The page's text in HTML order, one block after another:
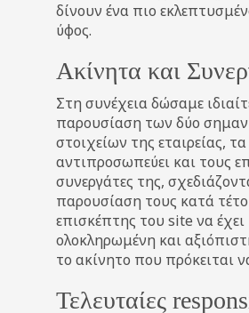
δίνουν ένα πιο
ύφος.
Ακίνητα και
Στη συνέχεια δώσαμε
παρουσίαση των δύο
στοιχείων της εταιρείας,
αντιπροσωπεύει και τους
συνεργάτες της,
παρουσίαση τους κατά
επισκέπτης του site να έχει
ολοκληρωμένη και
το ακίνητο που πρόκειται
Τελευταίες